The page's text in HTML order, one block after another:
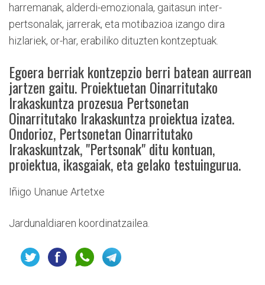
harremanak, alderdi-emozionala, gaitasun inter-
pertsonalak, jarrerak, eta motibazioa izango dira
hizlariek, or-har, erabiliko dituzten kontzeptuak.
Egoera berriak kontzepzio berri batean aurrean
jartzen gaitu. Proiektuetan Oinarritutako
Irakaskuntza prozesua Pertsonetan
Oinarritutako Irakaskuntza proiektua izatea.
Ondorioz, Pertsonetan Oinarritutako
Irakaskuntzak, "Pertsonak" ditu kontuan,
proiektua, ikasgaiak, eta gelako testuingurua.
Iñigo Unanue Artetxe
Jardunaldiaren koordinatzailea.